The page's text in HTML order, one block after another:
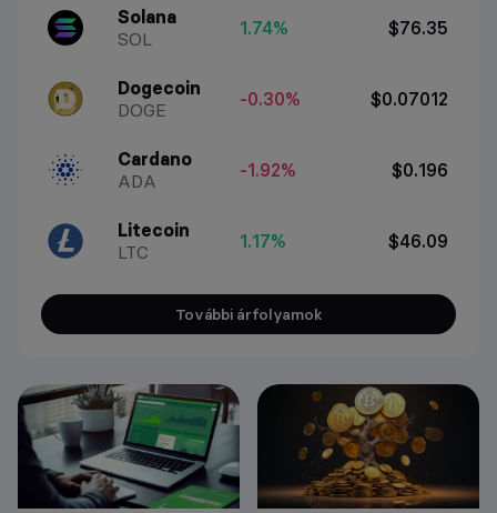
Solana
SOL
1.74% $76.35
Dogecoin
DOGE
-0.30% $0.07012
Cardano
ADA
-1.92% $0.196
Litecoin
LTC
1.17% $46.09
További árfolyamok